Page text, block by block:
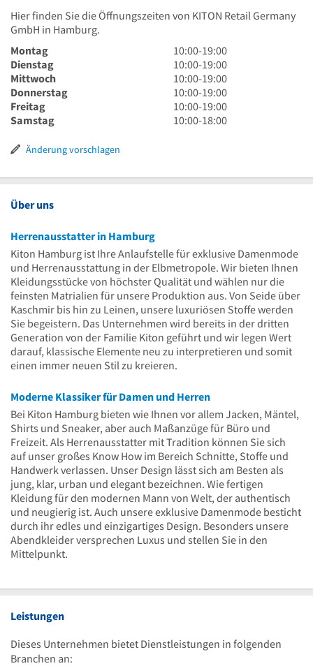
Hier finden Sie die Öffnungszeiten von KITON Retail Germany
GmbH in Hamburg.
Montag
10
Uhr
bis
19
Uhr
10:00-19:00
Dienstag
10
Uhr
bis
19
Uhr
10:00-19:00
Mittwoch
10
Uhr
bis
19
10:00-19:00
Donnerstag
10
Uhr
bis
10:00-19:00
Freitag
10
Uhr
10:00-19:00
Samstag
10
Uhr
10:00-18:00
Änderung vorschlagen
Über uns
Herrenausstatter in Hamburg
Kiton Hamburg ist Ihre Anlaufstelle für exklusive Damenmode
und Herrenausstattung in der Elbmetropole. Wir bieten Ihnen
Kleidungsstücke von höchster Qualität und wählen nur die
feinsten Matrialien für unsere Produktion aus. Von Seide über
Kaschmir bis hin zu Leinen, unsere luxuriösen Stoffe werden
Sie begeistern. Das Unternehmen wird bereits in der dritten
Generation von der Familie Kiton geführt und wir legen Wert
darauf, klassische Elemente neu zu interpretieren und somit
einen immer neuen Stil zu kreieren.
Moderne Klassiker für Damen und Herren
Bei Kiton Hamburg bieten wie Ihnen vor allem Jacken, Mäntel,
Shirts und Sneaker, aber auch Maßanzüge für Büro und
Freizeit. Als Herrenausstatter mit Tradition können Sie sich
auf unser großes Know How im Bereich Schnitte, Stoffe und
Handwerk verlassen. Unser Design lässt sich am Besten als
jung, klar, urban und elegant bezeichnen. Wie fertigen
Kleidung für den modernen Mann von Welt, der authentisch
und neugierig ist. Auch unsere exklusive Damenmode besticht
durch ihr edles und einzigartiges Design. Besonders unsere
Abendkleider versprechen Luxus und stellen Sie in den
Mittelpunkt.
Leistungen
Dieses Unternehmen bietet Dienstleistungen in folgenden
Branchen an: